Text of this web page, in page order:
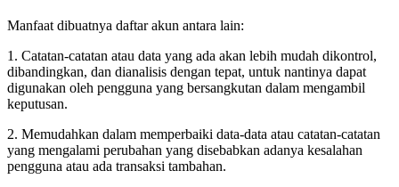
Manfaat dibuatnya daftar akun antara lain:
1. Catatan-catatan atau data yang ada akan lebih mudah dikontrol,
dibandingkan, dan dianalisis dengan tepat, untuk nantinya dapat
digunakan oleh pengguna yang bersangkutan dalam mengambil
keputusan.
2. Memudahkan dalam memperbaiki data-data atau catatan-catatan
yang mengalami perubahan yang disebabkan adanya kesalahan
pengguna atau ada transaksi tambahan.